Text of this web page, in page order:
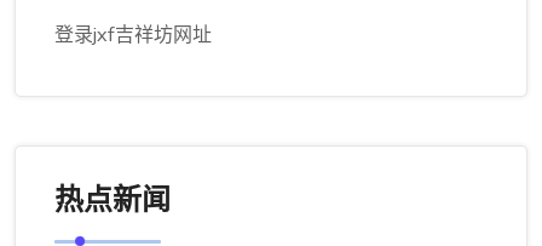
登录jxf吉祥坊网址
热点新闻